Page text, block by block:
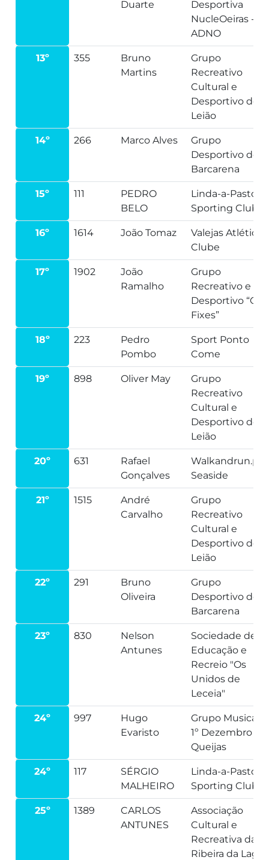
Duarte
Desportiva
NucleOeiras -
ADNO
13º 355
Bruno
Martins
Grupo
Recreativo
Cultural e
Desportivo de
Leião
14º 266 Marco Alves
Grupo
Desportivo de
Barcarena
15º 111
PEDRO
BELO
Linda-a-Pastora
Sporting Clube
16º 1614 João Tomaz
Valejas Atlético
Clube
17º 1902
João
Ramalho
Grupo
Recreativo e
Desportivo “Os
Fixes”
18º 223
Pedro
Pombo
Sport Ponto
Come
19º 898 Oliver May
Grupo
Recreativo
Cultural e
Desportivo de
Leião
20º 631
Rafael
Gonçalves
Walkandrun.pt-
Seaside
21º 1515
André
Carvalho
Grupo
Recreativo
Cultural e
Desportivo de
Leião
22º 291
Bruno
Oliveira
Grupo
Desportivo de
Barcarena
23º 830
Nelson
Antunes
Sociedade de
Educação e
Recreio "Os
Unidos de
Leceia"
24º 997
Hugo
Evaristo
Grupo Musical
1º Dezembro
Queijas
24º 117
SÉRGIO
MALHEIRO
Linda-a-Pastora
Sporting Clube
25º 1389
CARLOS
ANTUNES
Associação
Cultural e
Recreativa da
Ribeira da Lage